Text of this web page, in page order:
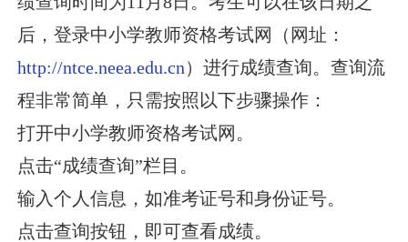
后，登录中小学教师资格考试网（网址：
http://ntce.neea.edu.cn）进行成绩查询。查询流
程非常简单，只需按照以下步骤操作：
打开中小学教师资格考试网。
点击“成绩查询”栏目。
输入个人信息，如准考证号和身份证号。
点击查询按钮，即可查看成绩。